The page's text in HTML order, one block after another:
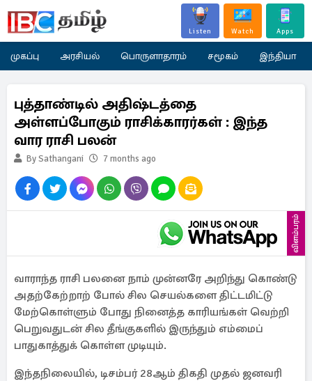
Listen Watch Apps
முகப்பு அரசியல் பொருளாதாரம் சமூகம் இந்தியா
புத்தாண்டில் அதிஷ்டத்தை
அள்ளப்போகும் ராசிக்காரர்கள் : இந்த
வார ராசி பலன்
By Sathangani 7 months ago
விளம்பரம்
வாராந்த ராசி பலனை நாம் முன்னரே அறிந்து கொண்டு
அதற்கேற்றாற் போல் சில செயல்களை திட்டமிட்டு
மேற்கொள்ளும் போது நினைத்த காரியங்கள் வெற்றி
பெறுவதுடன் சில தீங்குகளில் இருந்தும் எம்மைப்
பாதுகாத்துக் கொள்ள முடியும்.
இந்தநிலையில், டிசம்பர் 28ஆம் திகதி முதல் ஜனவரி